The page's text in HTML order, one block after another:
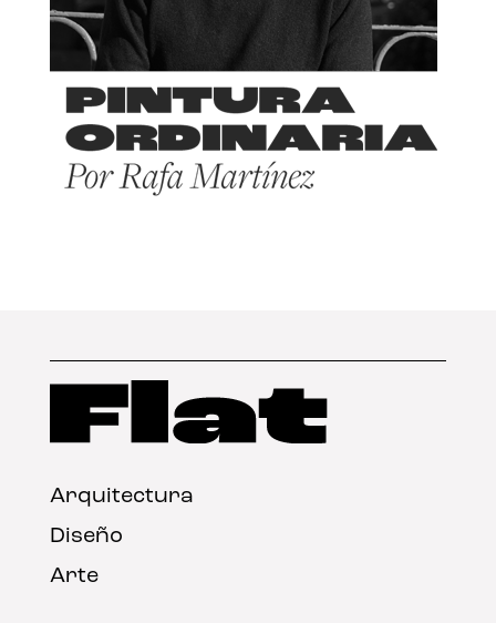
Arquitectura
Diseño
Arte